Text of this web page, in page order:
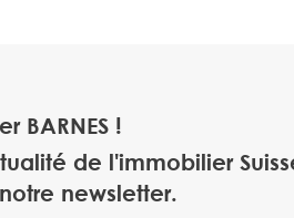
BARNES !
de l'immobilier
newsletter.